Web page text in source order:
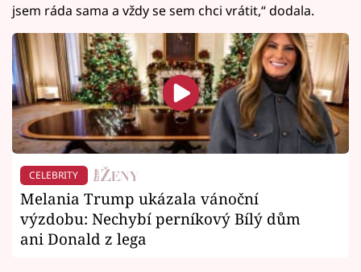
jsem ráda sama a vždy se sem chci vrátit,“ dodala.
CELEBRITY
Melania Trump ukázala vánoční
výzdobu: Nechybí perníkový Bílý dům
ani Donald z lega